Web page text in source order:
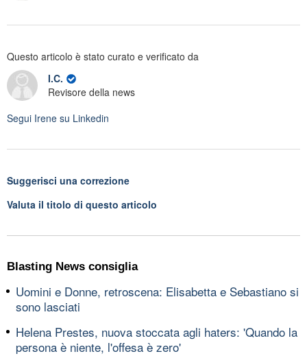
Questo articolo è stato curato e verificato da
I.C.
Revisore della news
Segui Irene su Linkedin
Suggerisci una correzione
Valuta il titolo di questo articolo
Blasting News consiglia
Uomini e Donne, retroscena: Elisabetta e Sebastiano si
sono lasciati
Helena Prestes, nuova stoccata agli haters: 'Quando la
persona è niente, l'offesa è zero'